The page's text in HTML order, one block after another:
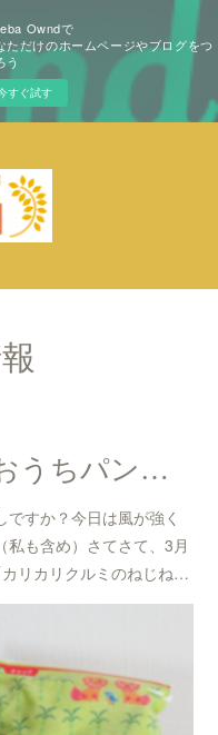
Owndで
ただけのホームページやブログをつ
う
すぐ試す
【 3/5(木) 開催！】おうちパン講座＠たまプラーザ「3丁目カフェ」
すか？今日は風が強く
も含め）さてさて、3月
リカリクルミのねじね…